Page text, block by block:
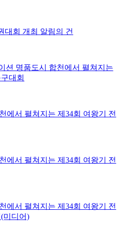
대회 개최 알림의 건
션 명품도시 합천에서 펼쳐지는
대회
에서 펼쳐지는 제34회 여왕기 전
에서 펼쳐지는 제34회 여왕기 전
에서 펼쳐지는 제34회 여왕기 전
미디어)